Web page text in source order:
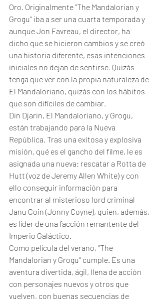
Oro. Originalmente "The Mandalorian y
Grogu" iba a ser una cuarta temporada y
aunque Jon Favreau, el director, ha
dicho que se hicieron cambios y se creó
una historia diferente, esas intenciones
iniciales no dejan de sentirse. Quizás
tenga que ver con la propia naturaleza de
El Mandaloriano, quizás con los hábitos
que son difíciles de cambiar.
Din Djarin, El Mandaloriano, y Grogu,
están trabajando para la Nueva
República. Tras una exitosa y explosiva
misión, qué es el gancho del filme, le es
asignada una nueva: rescatar a Rotta de
Hutt (voz de Jeremy Allen White) y con
ello conseguir información para
encontrar al misterioso lord criminal
Janu Coin (Jonny Coyne), quien, además,
es líder de una facción remantente del
Imperio Galáctico.
Como película del verano, "The
Mandalorian y Grogu" cumple. Es una
aventura divertida, ágil, llena de acción
con personajes nuevos y otros que
vuelven, con buenas secuencias de